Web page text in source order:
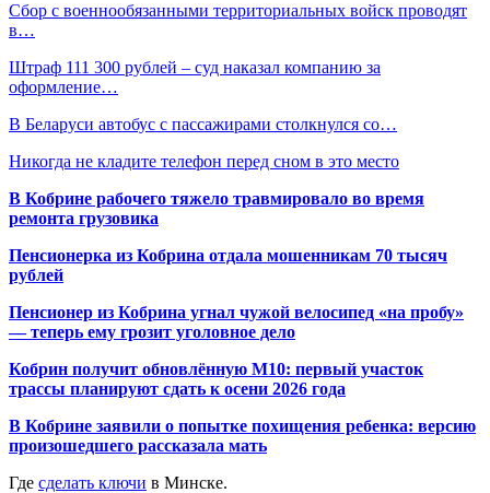
Сбор с военнообязанными территориальных войск проводят
в…
Штраф 111 300 рублей – суд наказал компанию за
оформление…
В Беларуси автобус с пассажирами столкнулся со…
Никогда не кладите телефон перед сном в это место
В Кобрине рабочего тяжело травмировало во время
ремонта грузовика
Пенсионерка из Кобрина отдала мошенникам 70 тысяч
рублей
Пенсионер из Кобрина угнал чужой велосипед «на пробу»
— теперь ему грозит уголовное дело
Кобрин получит обновлённую М10: первый участок
трассы планируют сдать к осени 2026 года
В Кобрине заявили о попытке похищения ребенка: версию
произошедшего рассказала мать
Где сделать ключи в Минске.